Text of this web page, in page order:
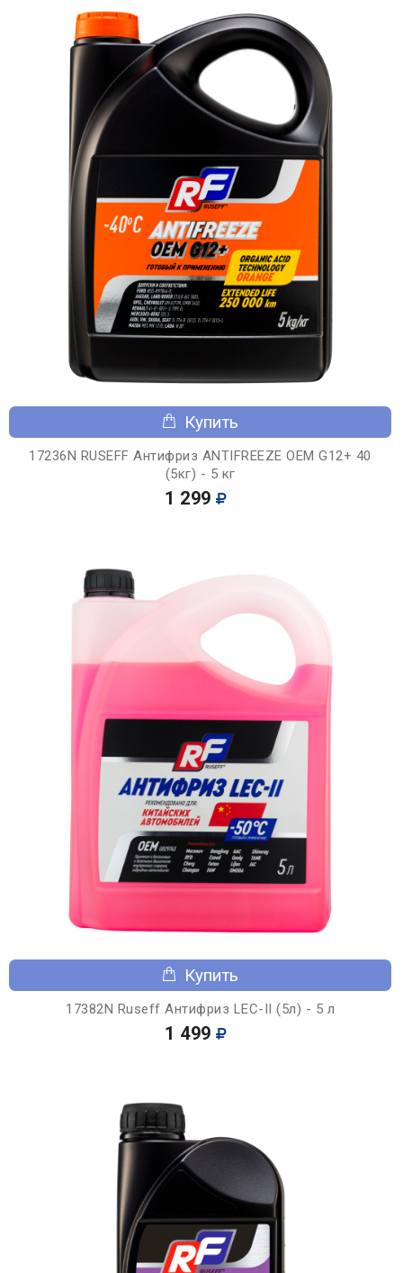
Купить
17236N RUSEFF Антифриз ANTIFREEZE OEM G12+ 40
(5кг) - 5 кг
1 299
Купить
17382N Ruseff Антифриз LEC-II (5л) - 5 л
1 499